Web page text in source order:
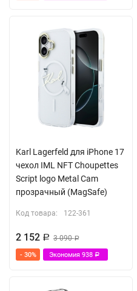
Karl Lagerfeld для iPhone 17
чехол IML NFT Choupettes
Script logo Metal Cam
прозрачный (MagSafe)
Код товара: 122-361
2 152 Р 3 090Р
- 30% Экономия 938 Р